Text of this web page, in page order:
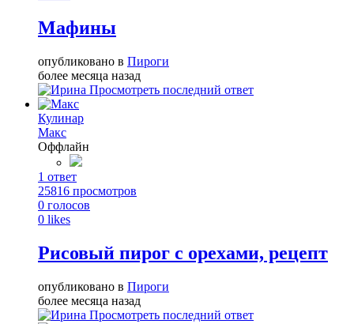
Мафины
опубликовано в Пироги
более месяца назад
Просмотреть последний ответ
Кулинар
Макс
Оффлайн
1 ответ
25816 просмотров
0 голосов
0 likes
Рисовый пирог с орехами, рецепт
опубликовано в Пироги
более месяца назад
Просмотреть последний ответ